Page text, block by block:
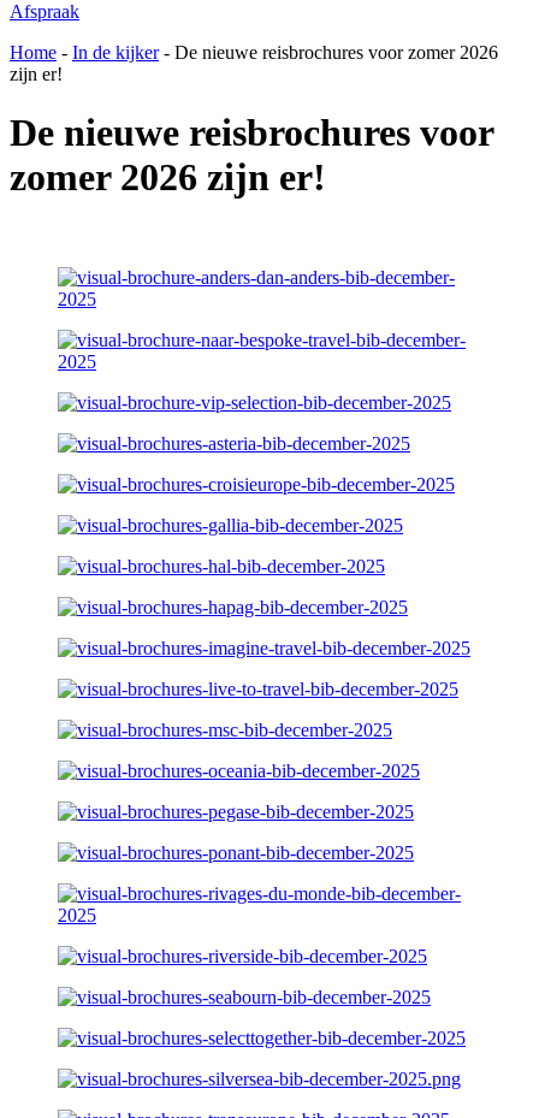
Afspraak
Home - In de kijker- De nieuwe reisbrochures voor zomer 2026
zijn er!
De nieuwe reisbrochures voor
zomer 2026 zijn er!